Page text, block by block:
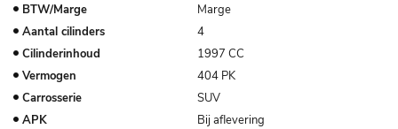
BTW/Marge
Marge
Aantal cilinders
4
Cilinderinhoud
1997 CC
Vermogen
404 PK
Carrosserie
SUV
APK
Bij aflevering